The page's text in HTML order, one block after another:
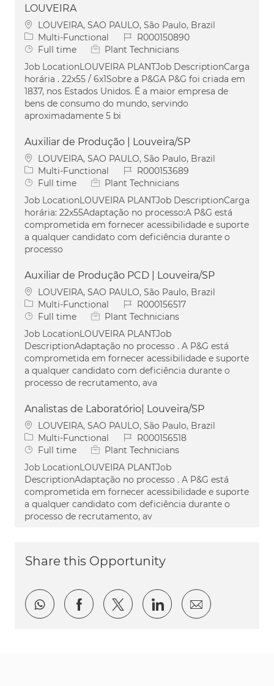
LOUVEIRA
Location
LOUVEIRA, SAO PAULO, São Paulo, Brazil
Category
Multi-Functional Job IdR000150890
Job Type
Full time
Plant Technicians
Job LocationLOUVEIRA PLANTJob DescriptionCarga
horária . 22x55 / 6x1Sobre a P&GA P&G foi criada em
1837, nos Estados Unidos. É a maior empresa de
bens de consumo do mundo, servindo
aproximadamente 5 bi
Auxiliar de Produção | Louveira/SP
Location
LOUVEIRA, SAO PAULO, São Paulo, Brazil
Category
Multi-Functional Job IdR000153689
Job Type
Full time
Plant Technicians
Job LocationLOUVEIRA PLANTJob DescriptionCarga
horária: 22x55Adaptação no processo:A P&G está
comprometida em fornecer acessibilidade e suporte
a qualquer candidato com deficiência durante o
processo
Auxiliar de Produção PCD | Louveira/SP
Location
LOUVEIRA, SAO PAULO, São Paulo, Brazil
Category
Multi-Functional Job IdR000156517
Job Type
Full time
Plant Technicians
Job LocationLOUVEIRA PLANTJob
DescriptionAdaptação no processo . A P&G está
comprometida em fornecer acessibilidade e suporte
a qualquer candidato com deficiência durante o
processo de recrutamento, ava
Analistas de Laboratório| Louveira/SP
Location
LOUVEIRA, SAO PAULO, São Paulo, Brazil
Category
Multi-Functional Job IdR000156518
Job Type
Full time
Plant Technicians
Job LocationLOUVEIRA PLANTJob
DescriptionAdaptação no processo . A P&G está
comprometida em fornecer acessibilidade e suporte
a qualquer candidato com deficiência durante o
processo de recrutamento, av
Share this Opportunity
Share via whatsapp
Share via Facebook
Share via twitter
Share viaShare via